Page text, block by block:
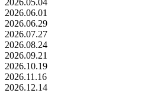
2026.05.04
2026.06.01
2026.06.29
2026.07.27
2026.08.24
2026.09.21
2026.10.19
2026.11.16
2026.12.14